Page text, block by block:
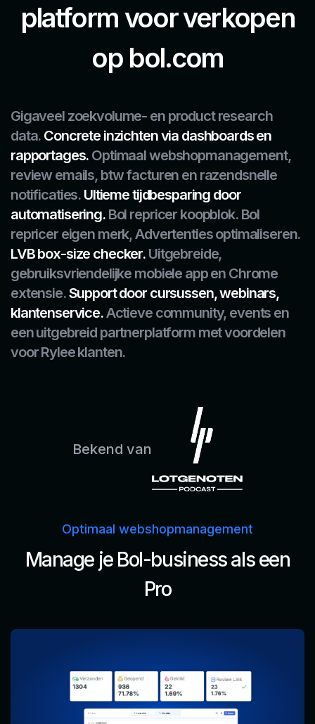
platformvoor verkopen
op bol.com
Gigaveel zoekvolume- en product research
data. Concrete inzichten via dashboards en
rapportages. Optimaal webshopmanagement,
review emails, btw facturen en razendsnelle
notificaties. Ultieme tijdbesparing door
automatisering. Bol repricer koopblok. Bol
repricer eigen merk, Advertenties optimaliseren.
LVB box-size checker. Uitgebreide,
gebruiksvriendelijke mobiele app en Chrome
extensie.Support door cursussen, webinars,
klantenservice.Actieve community, events en
een uitgebreid partnerplatform met voordelen
voor Rylee klanten.
Bekend van
Optimaal webshopmanagement
Manage je Bol-business als een
Pro